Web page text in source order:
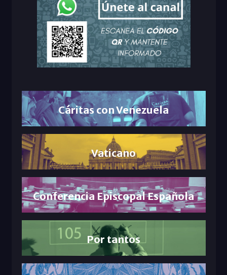
Cáritas con Venezuela
Vaticano
Conferencia Episcopal Española
Por tantos